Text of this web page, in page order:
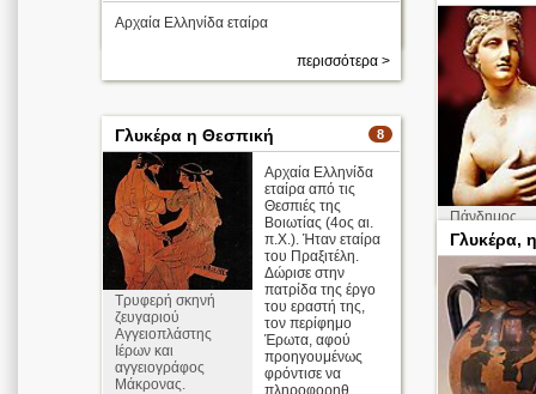
Αρχαία Ελληνίδα εταίρα
περισσότερα >
Πάνδημος
Αφροδίτη
8
Γλυκέρα η Θεσπική
Τρυφερή σκηνή
ζευγαριού
Αγγειοπλάστης
Ιέρων και
αγγειογράφος
Μάκρονας.
Αρχαία Ελληνίδα
εταίρα από τις
Θεσπιές της
Βοιωτίας (4ος αι.
π.Χ.). Ήταν εταίρα
του Πραξιτέλη.
Δώρισε στην
πατρίδα της έργο
του εραστή της,
τον περίφημο
Έρωτα, αφού
προηγουμένως
φρόντισε να
πληροφορηθ ...
Γλυκέρα,